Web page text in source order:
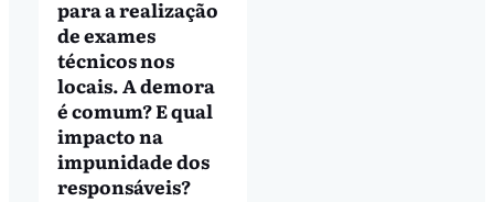
para a realização
de exames
técnicos nos
locais. A demora
é comum? E qual
impacto na
impunidade dos
responsáveis?